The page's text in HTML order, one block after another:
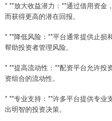
* **放大收益潜力：**通过借用资金
而获得更高的潜在回报。
* **降低风险：**平台通常提供止损
帮助投资者管理风险。
* **提高流动性：**配资平台允许投
资组合的流动性。
* **专业支持：**许多平台提供专业
出明智的投资决策。